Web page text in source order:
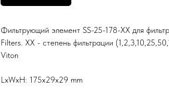
Фильтрующий элемент SS-25-178-XX для
Filters. XX - степень фильтрации
Viton
LxWxH: 175x29x29 mm